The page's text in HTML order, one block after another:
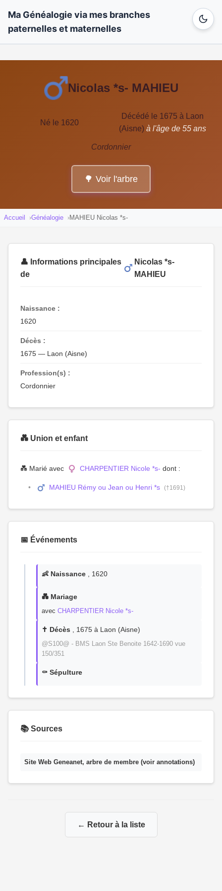
Ma Généalogie via mes branches
paternelles et maternelles
Nicolas *s- MAHIEU
Né le 1620
Décédé le 1675 à Laon
(Aisne) à l'âge de 55 ans
Cordonnier
🌳 Voir l'arbre
Accueil Généalogie MAHIEU Nicolas *s-
👤 Informations principales
de
Nicolas *s-
MAHIEU
Naissance :
1620
Décès :
1675 — Laon (Aisne)
Profession(s) :
Cordonnier
💑 Union et enfant
💑 Marié avec CHARPENTIER Nicole *s- dont :
MAHIEU Rémy ou Jean ou Henri *s (†1691)
📅 Événements
👶 Naissance , 1620
💑 Mariage
avec CHARPENTIER Nicole *s-
✝️ Décès , 1675 à Laon (Aisne)
@S100@ - BMS Laon Ste Benoite 1642-1690 vue
150/351
⚰️ Sépulture
📚 Sources
Site Web Geneanet, arbre de membre (voir annotations)
← Retour à la liste